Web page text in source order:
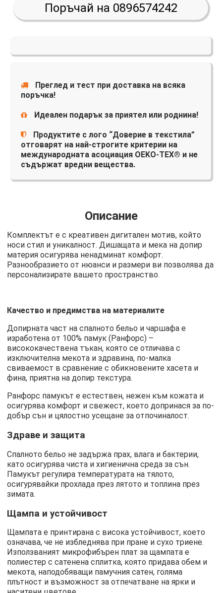
Поръчай на 0896574242
Преглед и тест при доставка на всяка
поръчка!
Идеален подарък за приятел или роднина!
Продуктите с лого “Доверие в текстила”
отговарят на най-строгите критерии на
международната асоциация OEKO-TEX® и не
съдържат вредни вещества.
Описание
Комплектът е с креативен дигитален мотив, който
носи стил и уникалност. Дишащата и мека на допир
материя осигурява ненадминат комфорт.
Разнообразието от нюанси и размери ви позволява да
персонализирате вашето пространство.
Качество и предимства на материалите
Допирната част на спалното бельо и чаршафа е
изработена от 100% памук (Ранфорс) –
висококачествена тъкан, която се отличава с
изключителна мекота и здравина, по-малка
свиваемост в сравнение с обикновените хасета и
фина, приятна на допир текстура.
Ранфорс памукът е естествен, нежен към кожата и
осигурява комфорт и свежест, което допринася за по-
добър сън и цялостно усещане за отпочиналост.
Здраве и защита
Спалното бельо не задържа прах, влага и бактерии,
като осигурява чиста и хигиенична среда за сън.
Памукът регулира температурата на тялото,
осигурявайки прохлада през лятото и топлина през
зимата.
Щампа и устойчивост
Щампата е принтирана с висока устойчивост, което
означава, че не избледнява при пране и сухо триене.
Използваният микрофибърен плат за щампата е
полиестер с сатенена сплитка, която придава обем и
мекота, наподобяващи памучния сатен, голяма
плътност и възможност за отпечатване на ярки и